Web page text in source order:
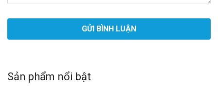
Sản phẩm nổi bật